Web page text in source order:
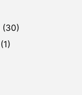
(30)
(1)